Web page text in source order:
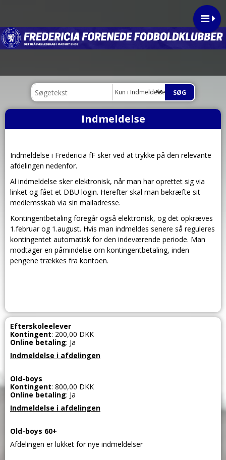
Kun i Indmeldelse
Indmeldelse
Indmeldelse i Fredericia fF sker ved at trykke på den relevante
afdelingen nedenfor.
Al indmeldelse sker elektronisk, når man har oprettet sig via
linket og fået et DBU login. Herefter skal man bekræfte sit
medlemsskab via sin mailadresse.
Kontingentbetaling foregår også elektronisk, og det opkræves
1.februar og 1.august. Hvis man indmeldes senere så reguleres
kontingentet automatisk for den indeværende periode. Man
modtager en påmindelse om kontingentbetaling, inden
pengene trækkes fra kontoen.
Efterskoleelever
Kontingent: 200,00 DKK
Online betaling: Ja
Indmeldelse i afdelingen
Old-boys
Kontingent: 800,00 DKK
Online betaling: Ja
Indmeldelse i afdelingen
Old-boys 60+
Afdelingen er lukket for nye indmeldelser